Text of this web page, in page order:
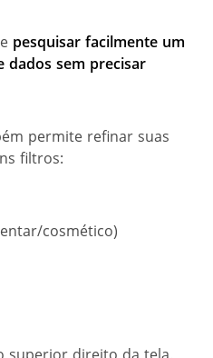
pesquisar facilmente um
dados sem precisar
permite refinar suas
filtros:
cosmético)